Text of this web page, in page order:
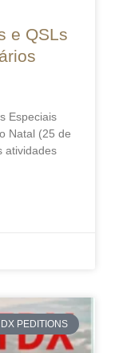
e QSLs
Especiais
Natal (25 de
atividades
DX PEDITIONS